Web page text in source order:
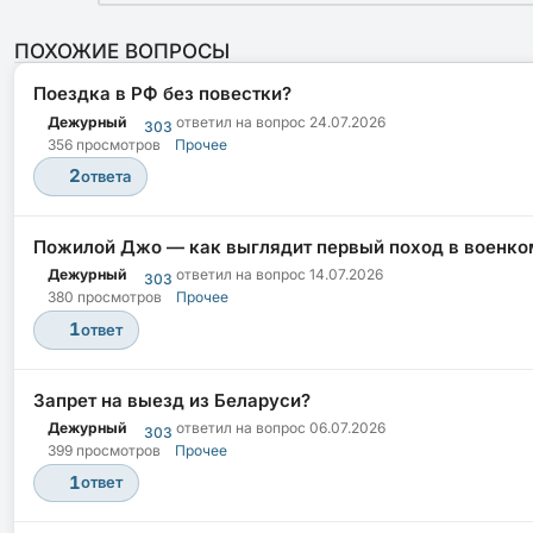
ПОХОЖИЕ ВОПРОСЫ
Поездка в РФ без повестки?
Дежурный 303 ответил на вопрос 24.07.2026
356 просмотров
Прочее
2ответа
Пожилой Джо — как выглядит первый поход в
Дежурный 303 ответил на вопрос 14.07.2026
380 просмотров
Прочее
1ответ
Запрет на выезд из Беларуси?
Дежурный 303 ответил на вопрос 06.07.2026
399 просмотров
Прочее
1ответ